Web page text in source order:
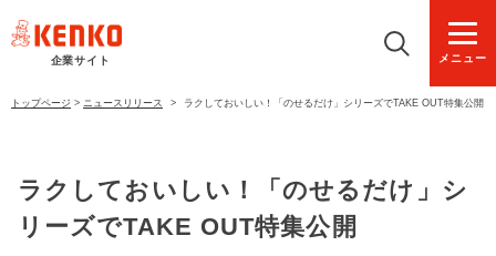
企業サイト メニュー
トップページ > ニュースリリース > ラクしておいしい！「のせるだけ」シリーズでTAKE OUT特集公開
ラクしておいしい！「のせるだけ」シ
リーズでTAKE OUT特集公開